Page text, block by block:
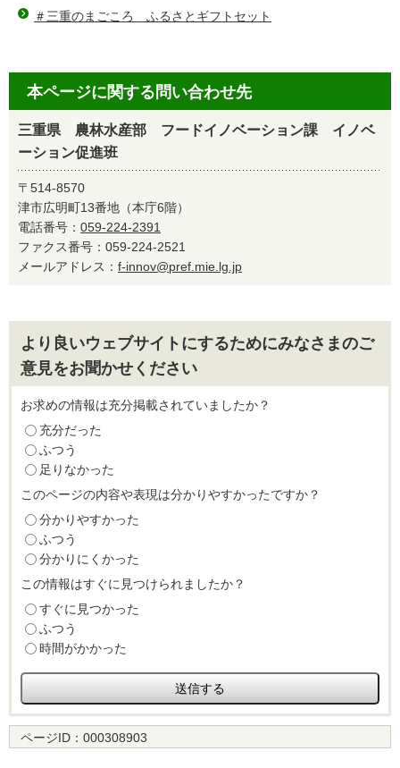
＃三重のまごころ ふるさとギフトセット
本ページに関する問い合わせ先
三重県 農林水産部 フードイノベーション課 イノベ
ーション促進班
〒514-8570
津市広明町13番地（本庁6階）
電話番号： 059-224-2391
ファクス番号：059-224-2521
メールアドレス： f-innov@pref.mie.lg.jp
より良いウェブサイトにするためにみなさまのご
意見をお聞かせください
お求めの情報は充分掲載されていましたか？
充分だった
ふつう
足りなかった
このページの内容や表現は分かりやすかったですか？
分かりやすかった
ふつう
分かりにくかった
この情報はすぐに見つけられましたか？
すぐに見つかった
ふつう
時間がかかった
ページID： 000308903